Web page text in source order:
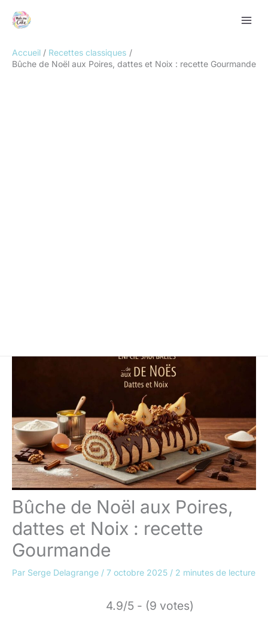
Accueil
Recettes classiques
Bûche de Noël aux Poires, dattes et Noix : recette Gourmande
Bûche de Noël aux Poires,
dattes et Noix : recette
Gourmande
Par Serge Delagrange / 7 octobre 2025 / 2 minutes de lecture
4.9/5 - (9 votes)